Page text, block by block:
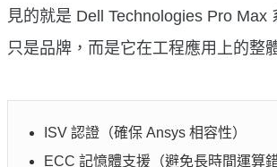
見的就是 Dell Technologies Pro Max
只是品牌，而是它在工程應用上的整
ISV 認證（確保 Ansys 相容性）
ECC 記憶體支援（避免長時間運算